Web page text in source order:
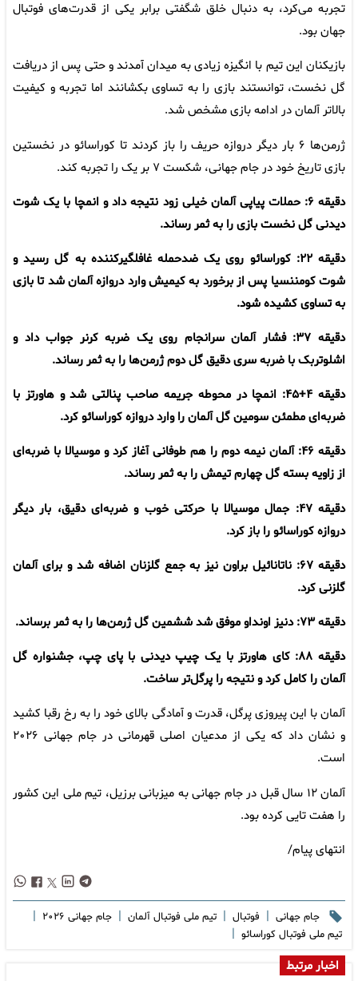
تجربه می‌کرد، به دنبال خلق شگفتی برابر یکی از قدرت‌های فوتبال
جهان بود.
بازیکنان این تیم با انگیزه زیادی به میدان آمدند و حتی پس از دریافت
گل نخست، توانستند بازی را به تساوی بکشانند اما تجربه و کیفیت
بالاتر آلمان در ادامه بازی مشخص شد.
ژرمن‌ها ۶ بار دیگر دروازه حریف را باز کردند تا کوراسائو در نخستین
بازی تاریخ خود در جام جهانی، شکست ۷ بر یک را تجربه کند.
دقیقه ۶: حملات پیاپی آلمان خیلی زود نتیجه داد و انمچا با یک شوت
دیدنی گل نخست بازی را به ثمر رساند.
دقیقه ۲۲: کوراسائو روی یک ضدحمله غافلگیرکننده به گل رسید و
شوت کومننسیا پس از برخورد به کیمیش وارد دروازه آلمان شد تا بازی
به تساوی کشیده شود.
دقیقه ۳۷: فشار آلمان سرانجام روی یک ضربه کرنر جواب داد و
اشلوتربک با ضربه سری دقیق گل دوم ژرمن‌ها را به ثمر رساند.
دقیقه ۴+۴۵: انمچا در محوطه جریمه صاحب پنالتی شد و هاورتز با
ضربه‌ای مطمئن سومین گل آلمان را وارد دروازه کوراسائو کرد.
دقیقه ۴۶: آلمان نیمه دوم را هم طوفانی آغاز کرد و موسیالا با ضربه‌ای
از زاویه بسته گل چهارم تیمش را به ثمر رساند.
دقیقه ۴۷: جمال موسیالا با حرکتی خوب و ضربه‌ای دقیق، بار دیگر
دروازه کوراسائو را باز کرد.
دقیقه ۶۷: ناتانائیل براون نیز به جمع گلزنان اضافه شد و برای آلمان
گلزنی کرد.
دقیقه ۷۳: دنیز اونداو موفق شد ششمین گل ژرمن‌ها را به ثمر برساند.
دقیقه ۸۸: کای هاورتز با یک چیپ دیدنی با پای چپ، جشنواره گل
آلمان را کامل کرد و نتیجه را پرگل‌تر ساخت.
آلمان با این پیروزی پرگل، قدرت و آمادگی بالای خود را به رخ رقبا کشید
و نشان داد که یکی از مدعیان اصلی قهرمانی در جام جهانی ۲۰۲۶
است.
آلمان ۱۲ سال قبل در جام جهانی به میزبانی برزیل، تیم ملی این کشور
را هفت تایی کرده بود.
انتهای پیام/
جام جهانی | فوتبال | تیم ملی فوتبال آلمان | جام جهانی ۲۰۲۶ |
تیم ملی فوتبال کوراسائو |
اخبار مرتبط